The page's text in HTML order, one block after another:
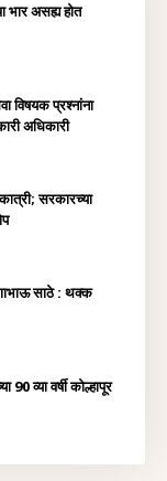
भार असह्य होत
विषयक प्रश्नांना
अधिकारी
सरकारच्या
साठे : थक्क
90 व्या वर्षी कोल्हापूर